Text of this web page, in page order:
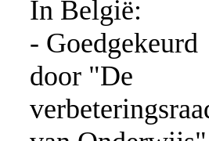
In België:
- Goedgekeurd
door "De